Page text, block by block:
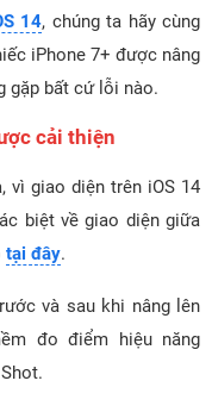
14, chúng ta hãy cùng
iPhone 7+ được nâng
gặp bất cứ lỗi nào.
cải thiện
vì giao diện trên iOS 14
biệt về giao diện giữa
tại đây.
và sau khi nâng lên
đo điểm hiệu năng